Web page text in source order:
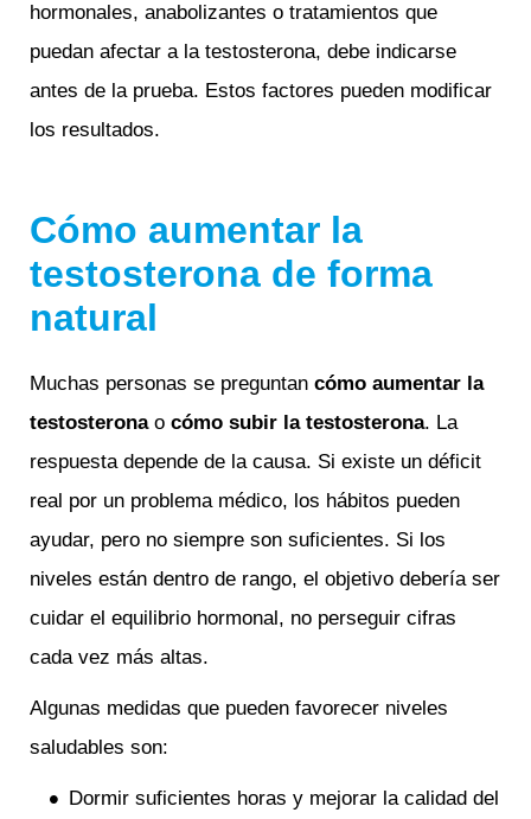
hormonales, anabolizantes o tratamientos que
puedan afectar a la testosterona, debe indicarse
antes de la prueba. Estos factores pueden modificar
los resultados.
Cómo aumentar la
testosterona de forma
natural
Muchas personas se preguntan cómo aumentar la
testosteronao cómo subir la testosterona. La
respuesta depende de la causa. Si existe un déficit
real por un problema médico, los hábitos pueden
ayudar, pero no siempre son suficientes. Si los
niveles están dentro de rango, el objetivo debería ser
cuidar el equilibrio hormonal, no perseguir cifras
cada vez más altas.
Algunas medidas que pueden favorecer niveles
saludables son:
Dormir suficientes horas y mejorar la calidad del